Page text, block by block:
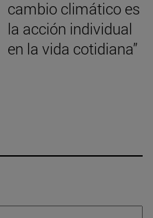
cambio climático es
la acción individual
en la vida cotidiana”